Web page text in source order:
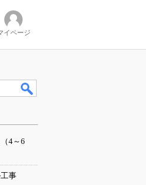
イページ
4～6
事